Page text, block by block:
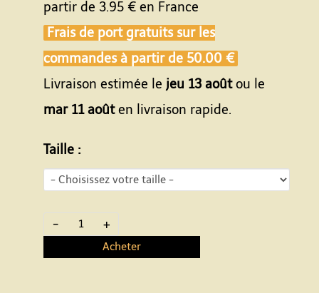
partir de 3.95 € en France
Frais de port gratuits sur les
commandes à partir de 50.00 €
Livraison estimée le jeu 13 aoûtou le
mar 11 aoûten livraison rapide.
Taille :
- +
Acheter